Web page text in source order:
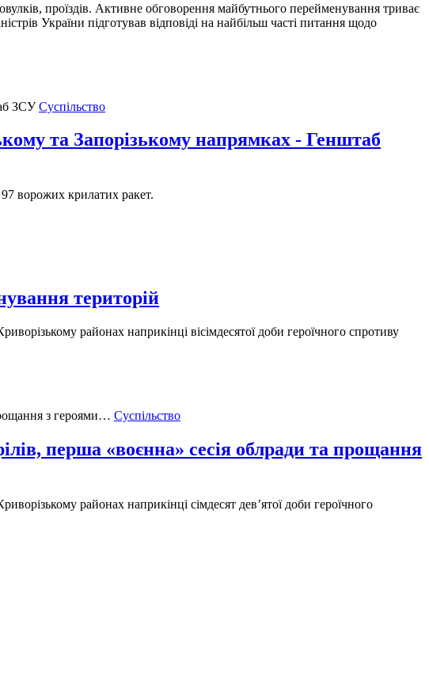
проїздів. Активне обговорення майбутнього перейменування триває
України підготував відповіді на найбільш часті питання щодо
Суспільство
та Запорізькому напрямках - Генштаб
ворожих крилатих ракет.
територій
районах наприкінці вісімдесятої доби героїчного спротиву
Суспільство
перша «воєнна» сесія облради та прощання
районах наприкінці сімдесят дев’ятої доби героїчного